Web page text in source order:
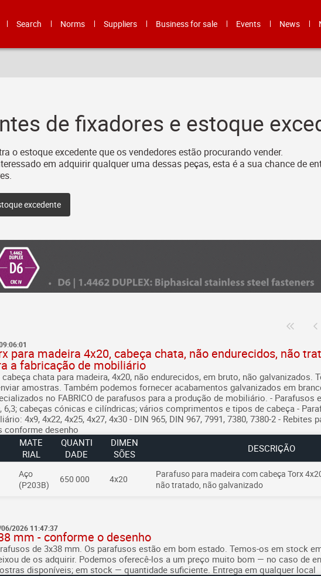
Search Norms Suppliers Business for sale Events News
de fixadores e estoque
o estoque excedente que os vendedores estão procurando vender.
em adquirir qualquer uma dessas peças, esta é a sua chance de
excedente
para madeira 4x20, cabeça chata, não endurecidos, não
a fabricação de mobiliário
chata para madeira, 4x20, não endurecidos, em bruto, não galvanizados.
amostras. Também podemos fornecer acabamentos galvanizados em
no FABRICO de parafusos para a produção de mobiliário. - Parafusos
6,3; cabeças cónicas e cilíndricas; vários comprimentos e tipos de cabeça -
4x9, 4x22, 4x25, 4x27, 4x30 - DIN 965, DIN 967, 7991, 7380, 7380-2 - Rebites
conforme desenho
MATE
RIAL
QUANTI
DADE
DIMEN
SÕES
DESCRIÇÃO
Aço
(P203B)
650 000 4x20
Parafuso para madeira com cabeça Torx
não tratado, não galvanizado
06/2026 11:47:37
mm - conforme o desenho
de 3x38 mm. Os parafusos estão em bom estado. Temos-os em stock
de os adquirir. Podemos oferecê-los a um preço muito bom — no caso de
disponíveis; em stock — quantidade suficiente. Entrega em qualquer local